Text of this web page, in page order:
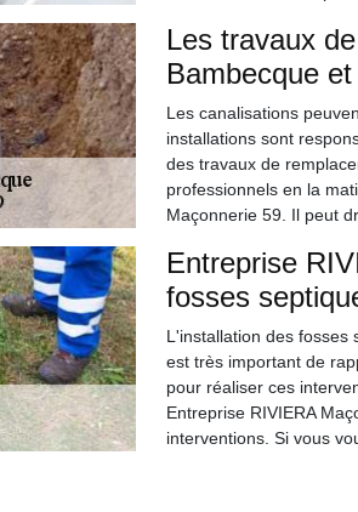
Les travaux
Bambecque
Les canalisations
installations sont
des travaux de
professionnels en la
Maçonnerie 59. Il peut
Entreprise
fosses
L'installation des fosses
est très important de
pour réaliser ces
Entreprise RIVIERA
interventions. Si vous